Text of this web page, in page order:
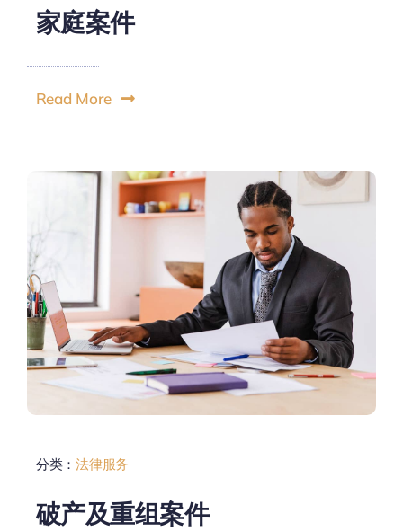
家庭案件
Read More
分类：法律服务
破产及重组案件